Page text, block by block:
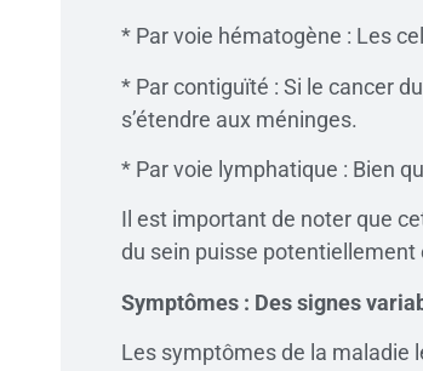
* Par voie hématogène : Les
* Par contiguïté : Si le cancer
s’étendre aux méninges.
* Par voie lymphatique : Bien
Il est important de noter que
du sein puisse potentiellement
Symptômes : Des signes
Les symptômes de la maladie